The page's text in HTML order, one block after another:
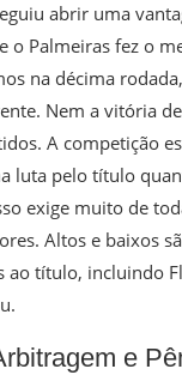
abrir uma
o Palmeiras fez o
na décima
Nem a vitória
A competição
luta pelo título
exige muito de
Altos e baixos
ao título, incluindo
e